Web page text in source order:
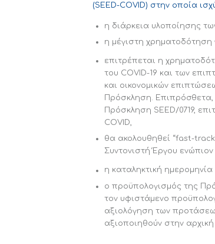
(SEED-COVID) στην οποία
η διάρκεια υλοποίησης
η μέγιστη χρηματοδότηση
επιτρέπεται η
του COVID-19 και των
και οικονομικών
Πρόσκληση.
Πρόσκληση SEED/0719,
COVID,
θα ακολουθηθεί “fast-
Συντονιστή Έργου
η καταληκτική
ο προϋπολογισμός της
τον υφιστάμενο
αξιολόγηση των
αξιοποιηθούν στην